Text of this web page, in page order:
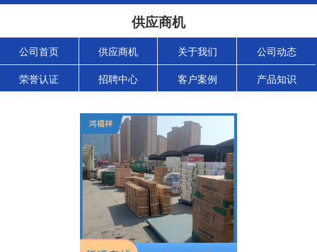
供应商机
公司首页 供应商机 关于我们 公司动态
荣誉认证 招聘中心 客户案例 产品知识